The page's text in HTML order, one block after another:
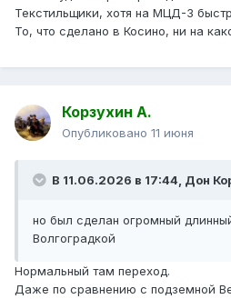
Текстильщики, хотя на МЦД-3
То, что сделано в Косино, ни на
Корзухин А.
Опубликовано 11 июня
В 11.06.2026 в 17:44, Дон
но был сделан огромный
Волгоградкой
Нормальный там переход.
Даже по сравнению с подземной